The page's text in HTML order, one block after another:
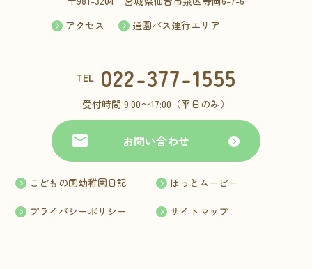
アクセス
通園バス運行エリア
TEL 022-377-1555
受付時間 9:00〜17:00（平日のみ）
お問い合わせ
こどもの国幼稚園日記 ほっとムービー
プライバシーポリシー サイトマップ